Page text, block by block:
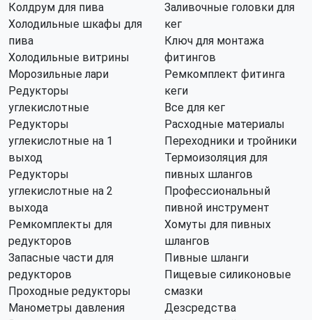
Колдрум для пива
Холодильные шкафы для
пива
Холодильные витрины
Морозильные лари
Редукторы
углекислотные
Редукторы
углекислотные на 1
выход
Редукторы
углекислотные на 2
выхода
Ремкомплекты для
редукторов
Запасные части для
редукторов
Проходные редукторы
Манометры давления
Заливочные головки для
кег
Ключ для монтажа
фитингов
Ремкомплект фитинга
кеги
Все для кег
Расходные материалы
Переходники и тройники
Термоизоляция для
пивных шлангов
Профессиональный
пивной инструмент
Хомуты для пивных
шлангов
Пивные шланги
Пищевые силиконовые
смазки
Дезсредства